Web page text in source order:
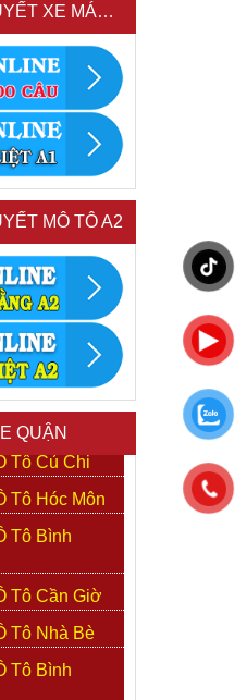
BỘ ĐỀ THI LÝ THUYẾT XE MÁY A1
MÔ TÔ A2
QUẬN
Tô Củ Chi
Tô Hóc Môn
Tô Bình
Tô Cần Giờ
Tô Nhà Bè
Tô Bình